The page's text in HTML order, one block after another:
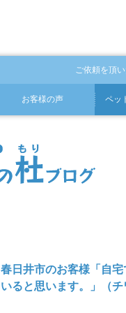
ご依頼を頂
お客様の声 ペッ
春日井市のお客様「自
いると思います。」（チ